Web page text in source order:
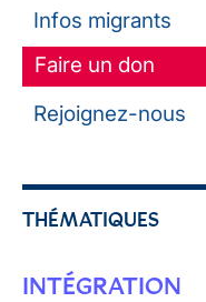
Infos migrants
Faire un don
Rejoignez-nous
THÉMATIQUES
INTÉGRATION